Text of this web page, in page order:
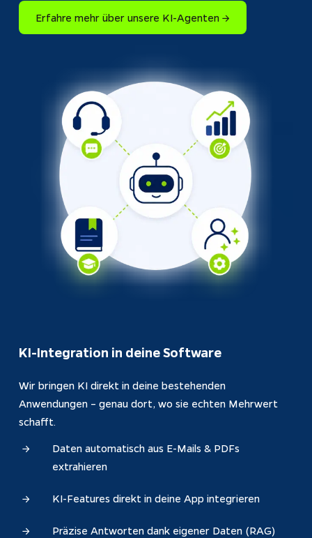
Erfahre mehr über unsere KI-Agenten →
KI-Integration in deine Software
Wir bringen KI direkt in deine bestehenden
Anwendungen – genau dort, wo sie echten Mehrwert
schafft.
Daten automatisch aus E-Mails & PDFs
extrahieren
KI-Features direkt in deine App integrieren
Präzise Antworten dank eigener Daten (RAG)